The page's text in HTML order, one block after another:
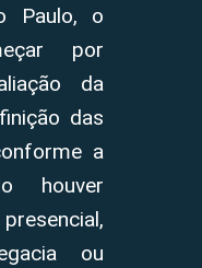
Paulo, o
por
da
das
a
houver
ou